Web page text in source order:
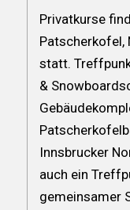
Privatkurse
Patscherkofel,
statt.
&
Innsbrucker
auch ein
gemeinsamer